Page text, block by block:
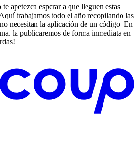
apetezca esperar a que lleguen estas
trabajamos todo el año recopilando las
necesitan la aplicación de un código. En
la publicaremos de forma inmediata en